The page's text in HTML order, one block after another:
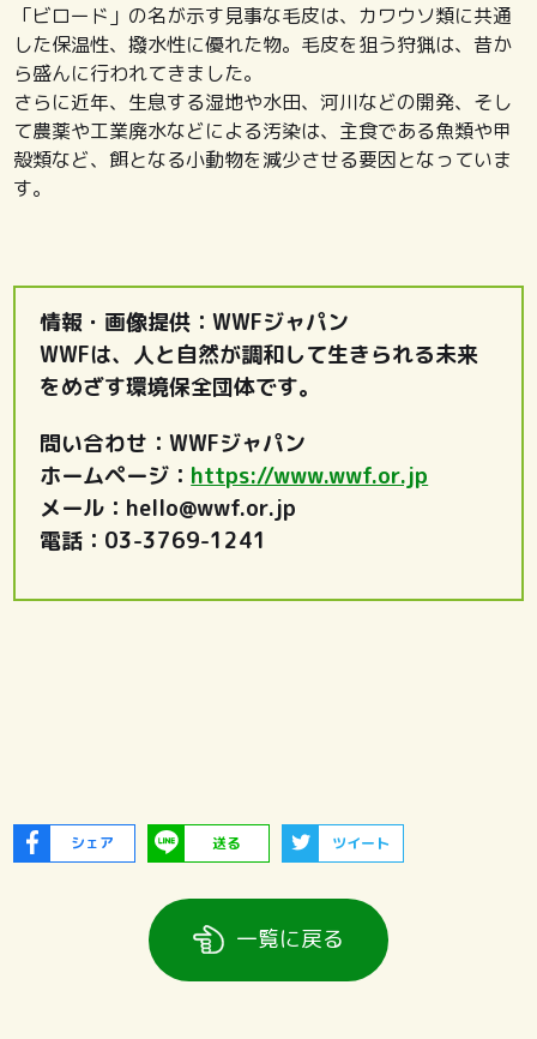
「ビロード」の名が示す見事な毛皮は、カワウソ類に共通
した保温性、撥水性に優れた物。毛皮を狙う狩猟は、昔か
ら盛んに行われてきました。
さらに近年、生息する湿地や水田、河川などの開発、そし
て農薬や工業廃水などによる汚染は、主食である魚類や甲
殻類など、餌となる小動物を減少させる要因となっていま
す。
情報・画像提供：WWFジャパン
WWFは、人と自然が調和して生きられる未来
をめざす環境保全団体です。
問い合わせ：WWFジャパン
ホームページ： https://www.wwf.or.jp
メール：hello@wwf.or.jp
電話：03-3769-1241
シェア 送る ツイート
一覧に戻る